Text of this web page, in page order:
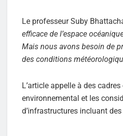
Le professeur Suby
efficace de l’espace
Mais nous avons besoin de
des conditions
L’article appelle à des
environnemental et les
d’infrastructures incluant